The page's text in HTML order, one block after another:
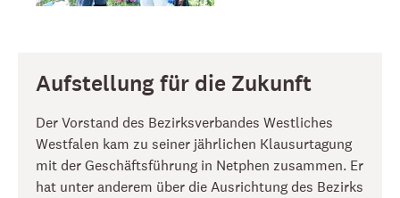
Aufstellung für die Zukunft
Der Vorstand des Bezirksverbandes Westliches
Westfalen kam zu seiner jährlichen Klausurtagung
mit der Geschäftsführung in Netphen zusammen. Er
hat unter anderem über die Ausrichtung des Bezirks